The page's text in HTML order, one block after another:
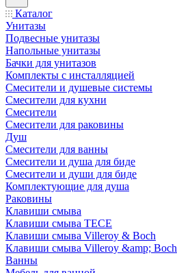
Каталог
Унитазы
Подвесные унитазы
Напольные унитазы
Бачки для унитазов
Комплекты с инсталляцией
Смесители и душевые системы
Смесители для кухни
Смесители
Смесители для раковины
Душ
Смесители для ванны
Смесители и душа для биде
Смесители и души для биде
Комплектующие для душа
Раковины
Клавиши смыва
Клавиши смыва TECE
Клавиши смыва Villeroy & Boch
Клавиши смыва Villeroy &amp; Boch
Ванны